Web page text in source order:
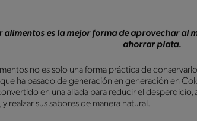
alimentos es la mejor forma de aprovechar al
ahorrar plata.
no es solo una forma práctica de
ha pasado de generación en generación en
en una aliada para reducir el desperdicio,
y realzar sus sabores de manera natural.